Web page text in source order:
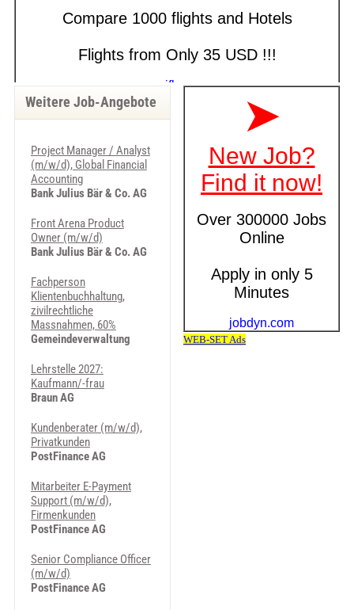
Weitere Job-Angebote
Project Manager / Analyst
(m/w/d), Global Financial
Accounting
Bank Julius Bär & Co. AG
Front Arena Product
Owner (m/w/d)
Bank Julius Bär & Co. AG
Fachperson
Klientenbuchhaltung,
zivilrechtliche
Massnahmen, 60%
Gemeindeverwaltung
Lehrstelle 2027:
Kaufmann/-frau
Braun AG
Kundenberater (m/w/d),
Privatkunden
PostFinance AG
Mitarbeiter E-Payment
Support (m/w/d),
Firmenkunden
PostFinance AG
Senior Compliance Officer
(m/w/d)
PostFinance AG